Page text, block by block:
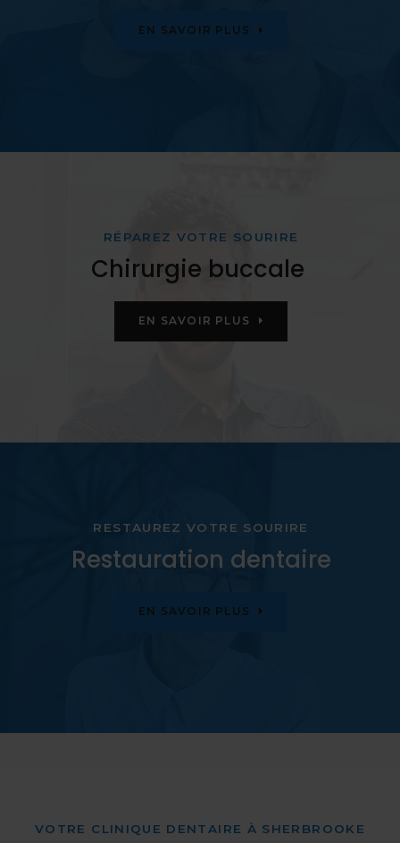
EN SAVOIR PLUS
RESTAUREZ VOTRE SOURIRE
Restauration dentaire
EN SAVOIR PLUS
RÉPAREZ VOTRE SOURIRE
Chirurgie buccale
EN SAVOIR PLUS
VOTRE CLINIQUE DENTAIRE À SHERBROOKE